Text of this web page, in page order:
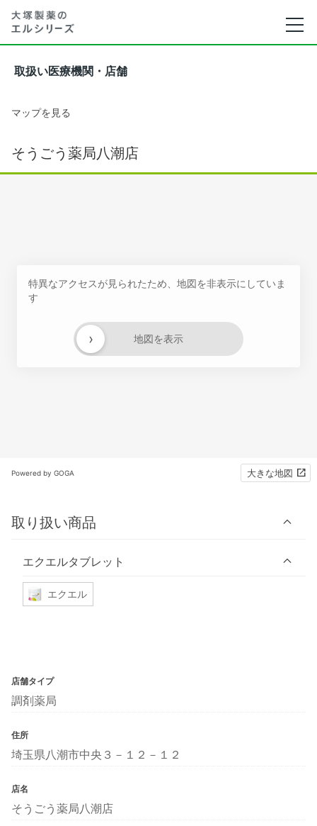
取扱い医療機関・店舗
マップを見る
そうごう薬局八潮店
特異なアクセスが見られたため、地図を非表示にしていま
す
地図を表示
›
Powered by GOGA 大きな地図
取り扱い商品
エクエルタブレット
エクエル
店舗タイプ
調剤薬局
住所
埼玉県八潮市中央３－１２－１２
店名
そうごう薬局八潮店